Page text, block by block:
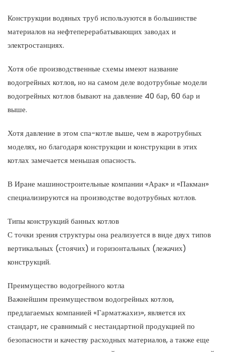
Конструкции водяных труб используются в большинстве
материалов на нефтеперерабатывающих заводах и
электростанциях.
Хотя обе производственные схемы имеют название
водогрейных котлов, но на самом деле водотрубные модели
водогрейных котлов бывают на давление 40 бар, 60 бар и
выше.
Хотя давление в этом спа-котле выше, чем в жаротрубных
моделях, но благодаря конструкции и конструкции в этих
котлах замечается меньшая опасность.
В Иране машиностроительные компании «Арак» и «Пакман»
специализируются на производстве водотрубных котлов.
Типы конструкций банных котлов
С точки зрения структуры она реализуется в виде двух типов
вертикальных (стоячих) и горизонтальных (лежачих)
конструкций.
Преимущество водогрейного котла
Важнейшим преимуществом водогрейных котлов,
предлагаемых компанией «Гарматжахиз», является их
стандарт, не сравнимый с нестандартной продукцией по
безопасности и качеству расходных материалов, а также еще